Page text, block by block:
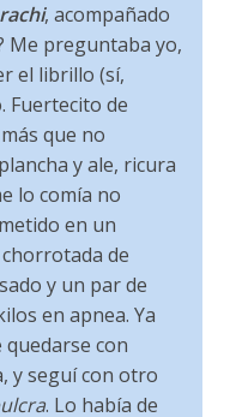
rachi, acompañado
Me preguntaba yo,
el librillo (sí,
Fuertecito de
que no
y ale, ricura
lo comía no
en un
de
y un par de
en apnea. Ya
quedarse con
y seguí con otro
. Lo había de